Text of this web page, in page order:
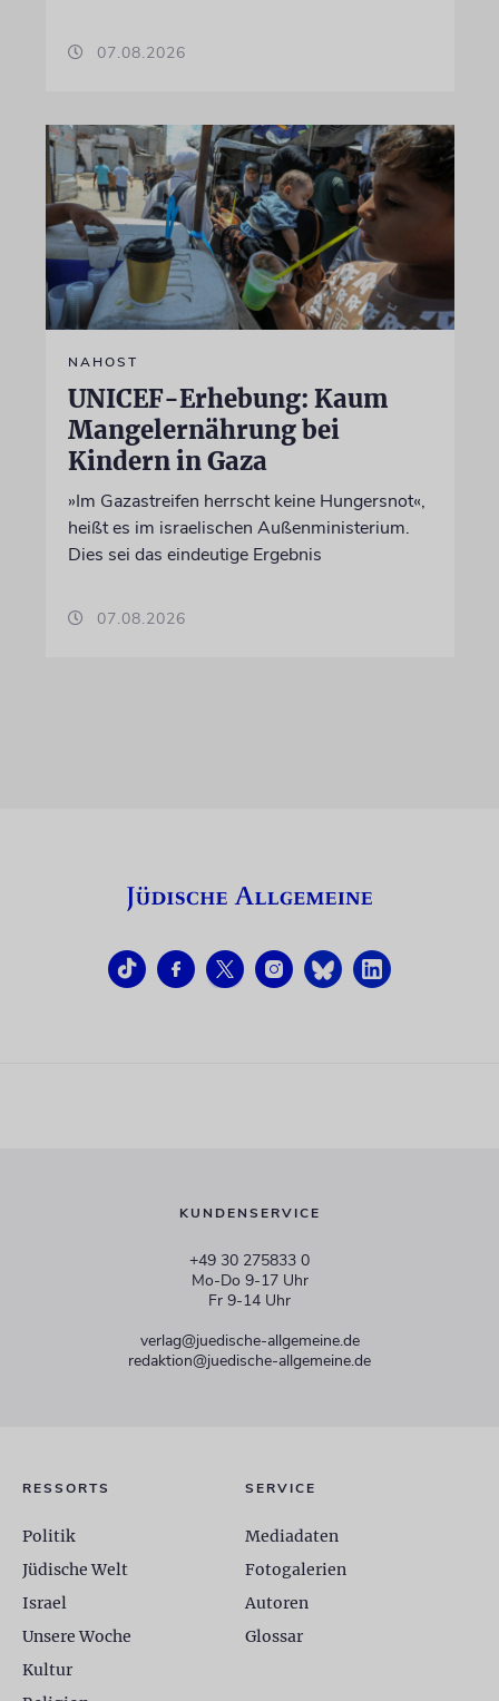
07.08.2026
NAHOST
UNICEF-Erhebung: Kaum
Mangelernährung bei
Kindern in Gaza
»Im Gazastreifen herrscht keine Hungersnot«,
heißt es im israelischen Außenministerium.
Dies sei das eindeutige Ergebnis
07.08.2026
KUNDENSERVICE
+49 30 275833 0
Mo-Do 9-17 Uhr
Fr 9-14 Uhr
verlag@juedische-allgemeine.de
redaktion@juedische-allgemeine.de
RESSORTS
Politik
Jüdische Welt
Israel
Unsere Woche
Kultur
SERVICE
Mediadaten
Fotogalerien
Autoren
Glossar